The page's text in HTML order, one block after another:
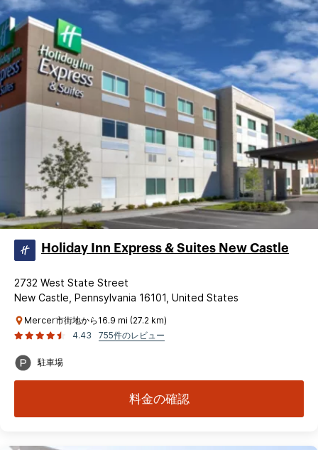
Holiday Inn Express & Suites New Castle
2732 West State Street
New Castle, Pennsylvania 16101, United States
Mercer市街地から16.9 mi (27.2 km)
4.43
755件のレビュー
駐車場
料金の確認